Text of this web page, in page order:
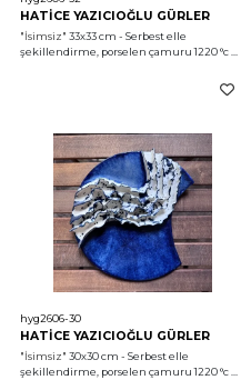
HATİCE YAZICIOĞLU GÜRLER
"İsimsiz" 33x33 cm - Serbest elle
şekillendirme, porselen çamuru 1220 °c
hyg2606-30
HATİCE YAZICIOĞLU GÜRLER
"İsimsiz" 30x30 cm - Serbest elle
şekillendirme, porselen çamuru 1220 °c